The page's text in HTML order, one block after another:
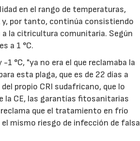
en el rango de temperaturas,
y, por tanto, continúa consistiendo
a la citricultura comunitaria. Según
a 1 °C.
°C, "ya no era el que reclamaba la
esta plaga, que es de 22 días a
propio CRI sudafricano, que lo
la CE, las garantías fitosanitarias
reclama que el tratamiento en frío
mismo riesgo de infección de falsa